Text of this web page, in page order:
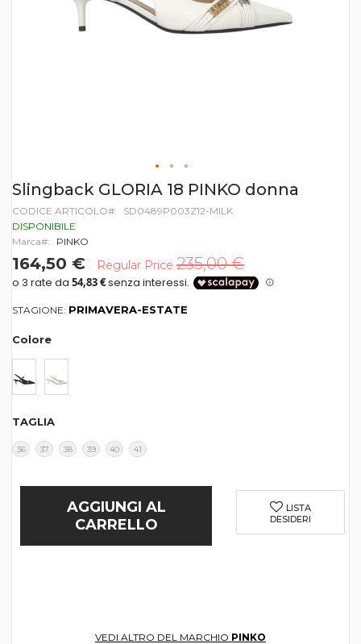
Vai
all'inizio
della
galleria
di
Slingback GLORIA 18 PINKO donna
CODICE ARTICOLO
SD0489P003Z12-MILK
DISPONIBILE
Marca
PINKO
164,50 € Regular Price 235,00 €
STAGIONE: PRIMAVERA-ESTATE
Colore
TAGLIA
36 37 38 39 40 41
AGGIUNGI AL
CARRELLO
LISTA
DESIDERI
VEDI ALTRO DEL MARCHIO PINKO